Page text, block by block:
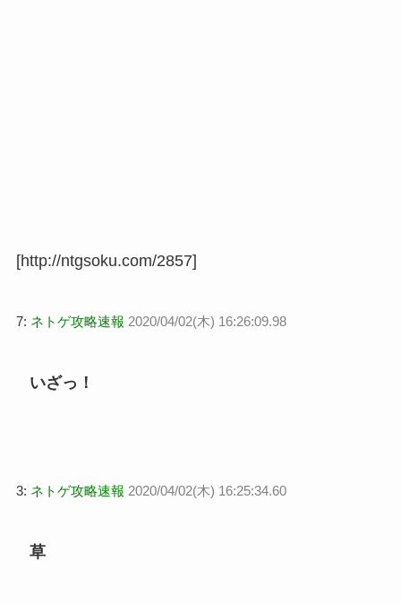
[http://ntgsoku.com/2857]
7: ネトゲ攻略速報 2020/04/02(木) 16:26:09.98
いざっ！
3: ネトゲ攻略速報 2020/04/02(木) 16:25:34.60
草